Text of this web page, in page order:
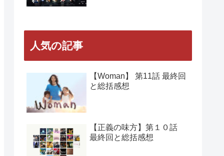
人気の記事
【Woman】 第11話 最終回
と総括感想
【正義の味方】第１０話
最終回と総括感想